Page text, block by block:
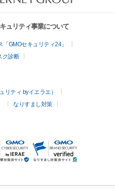
ュリティ事業について
GMOセキュリティ24」
ク診断
リティ byイエラエ）
なりすまし対策